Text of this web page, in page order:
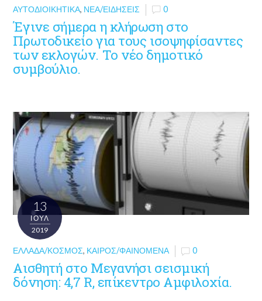
ΑΥΤΟΔΙΟΙΚΗΤΙΚΆ, ΝΈΑ/ΕΙΔΉΣΕΙΣ 0
Έγινε σήμερα η κλήρωση στο
Πρωτοδικείο για τους ισοψηφίσαντες
των εκλογών. Το νέο δημοτικό
συμβούλιο.
13
ΙΟΎΛ
2019
ΕΛΛΆΔΑ/ΚΌΣΜΟΣ, ΚΑΙΡΌΣ/ΦΑΙΝΌΜΕΝΑ 0
Αισθητή στο Μεγανήσι σεισμική
δόνηση: 4,7 R, επίκεντρο Αμφιλοχία.